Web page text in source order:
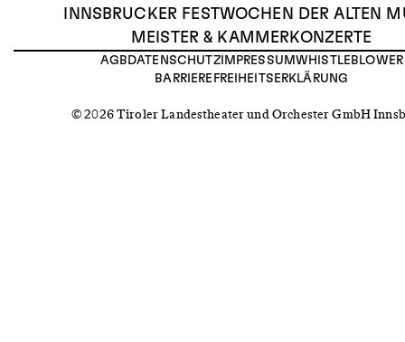
INNSBRUCKER FESTWOCHEN DER ALTEN
MEISTER & KAMMERKONZERTE
AGB DATENSCHUTZIMPRESSUMWHISTLEBLOWER
BARRIEREFREIHEITSERKLÄRUNG
© 2026 Tiroler Landestheater und Orchester GmbH